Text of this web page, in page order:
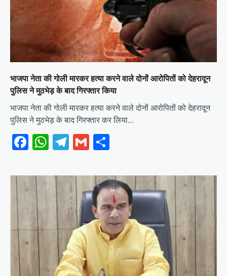
भाजपा नेता की गोली मारकर हत्या करने वाले दोनों आरोपितों को देहरादून
पुलिस ने मुठभेड़ के बाद गिरफ्तार किया
भाजपा नेता की गोली मारकर हत्या करने वाले दोनों आरोपितों को देहरादून
पुलिस ने मुठभेड़ के बाद गिरफ्तार कर लिया…
Facebook
WhatsApp
Telegram
Gmail